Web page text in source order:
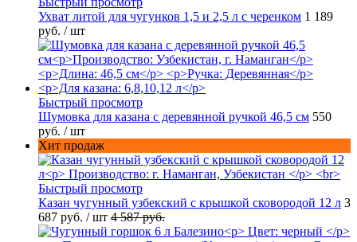
Ухват литой для чугунков 1,5 и 2,5 л с черенком 1 189
руб. / шт
Быстрый просмотр
Шумовка для казана с деревянной ручкой 46,5 см 550
руб. / шт
Хит продаж
Быстрый просмотр
Казан чугунный узбекский с крышкой сковородой 12 л 3
687 руб. / шт 4 587 руб.